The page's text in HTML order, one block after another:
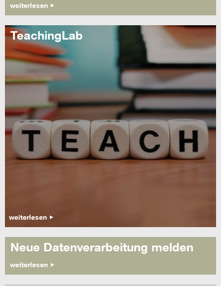
weiterlesen
TeachingLab
weiterlesen
Neue Datenverarbeitung melden
weiterlesen